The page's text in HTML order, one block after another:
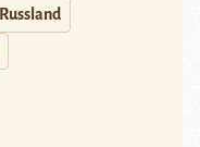
Russland